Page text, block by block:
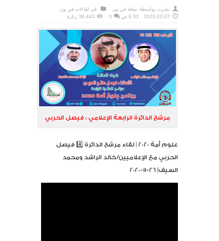
نشرت بواسطة: مجلة فن ون في لقاءات فن ون
2020-12-07
6:33 ص 0 36,443 زيارة
مرشح الدائرة الرابعة الإعلامي : فيصل الحربي
علوم أمة 2020 | لقاء مرشح الدائرة 4️⃣ فيصل
الحربي مع الإعلاميين/خالد الراشد ومحمد
السيف| 26-11-2020